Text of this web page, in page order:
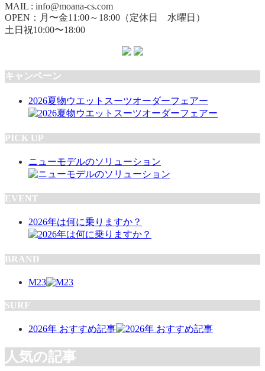
MAIL : info@moana-cs.com
OPEN：月〜金11:00～18:00（定休日 水曜日）
土日祝10:00〜18:00
キャンペーン
2026夏物ウエットスーツオーダーフェアー
PICK UP
ニューモデルのソリューション
EVENT
2026年は何に乗りますか？
BRAND
M23
SURF
2026年 おすすめ記事
人気の記事